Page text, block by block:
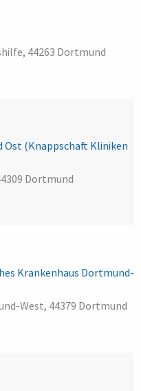
44263 Dortmund
(Knappschaft Kliniken
Dortmund
Krankenhaus Dortmund-
West, 44379 Dortmund